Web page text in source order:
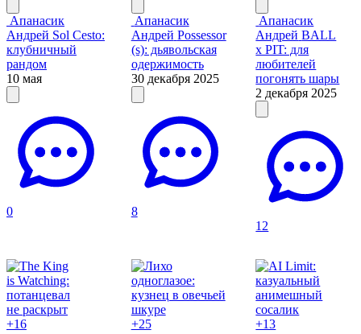
Апанасик
Андрей Sol Cesto:
клубничный
рандом
10 мая
0
Апанасик
Андрей Possessor
(s): дьявольская
одержимость
30 декабря 2025
8
Апанасик
Андрей BALL
x PIT: для
любителей
погонять шары
2 декабря 2025
12
+16 +25 +13